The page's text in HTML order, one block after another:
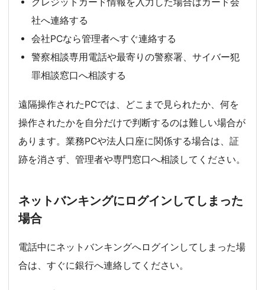
社へ連絡する
会社PCなら管理者へすぐ連絡する
警察相談専用電話や最寄りの警察署、サイバー犯
罪相談窓口へ相談する
遠隔操作されたPCでは、どこまで見られたか、何を
操作されたかを自分だけで判断するのは難しい場合が
あります。業務PCや法人口座に関係する場合は、証
跡を消さず、管理者や専門窓口へ相談してください。
ネットバンキングにログインしてしまった
場合
電話中にネットバンキングへログインしてしまった場
合は、すぐに銀行へ連絡してください。